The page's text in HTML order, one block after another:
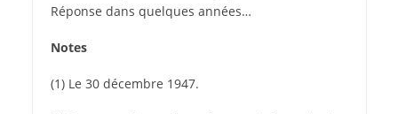
Réponse dans quelques années…
Notes
(1) Le 30 décembre 1947.